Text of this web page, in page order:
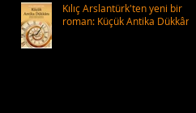
Kılıç Arslantürk'ten yeni bir
roman: Küçük Antika Dükkânı